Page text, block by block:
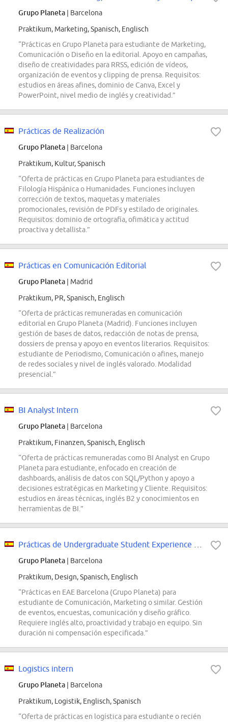
Grupo Planeta | Barcelona
Praktikum, Marketing, Spanisch, Englisch
“Prácticas en Grupo Planeta para estudiante de Marketing,
Comunicación o Diseño en la editorial. Apoyo en campañas,
diseño de creatividades para RRSS, edición de vídeos,
organización de eventos y clipping de prensa. Requisitos:
estudios en áreas afines, dominio de Canva, Excel y
PowerPoint, nivel medio de inglés y creatividad.”
Prácticas de Realización
Grupo Planeta | Barcelona
Praktikum, Kultur, Spanisch
“Oferta de prácticas en Grupo Planeta para estudiantes de
Filología Hispánica o Humanidades. Funciones incluyen
corrección de textos, maquetas y materiales
promocionales, revisión de PDFs y estilado de originales.
Requisitos: dominio de ortografía, ofimática y actitud
proactiva y detallista.”
Prácticas en Comunicación Editorial
Grupo Planeta | Madrid
Praktikum, PR, Spanisch, Englisch
“Oferta de prácticas remuneradas en comunicación
editorial en Grupo Planeta (Madrid). Funciones incluyen
gestión de bases de datos, redacción de notas de prensa,
dossiers de prensa y apoyo en eventos literarios. Requisitos:
estudiante de Periodismo, Comunicación o afines, manejo
de redes sociales y nivel de inglés valorado. Modalidad
presencial.”
BI Analyst Intern
Grupo Planeta | Barcelona
Praktikum, Finanzen, Spanisch, Englisch
“Oferta de prácticas remuneradas como BI Analyst en Grupo
Planeta para estudiante, enfocado en creación de
dashboards, análisis de datos con SQL/Python y apoyo a
decisiones estratégicas en Marketing y Cliente. Requisitos:
estudios en áreas técnicas, inglés B2 y conocimientos en
herramientas de BI.”
Grupo Planeta | Barcelona
Praktikum, Design, Spanisch, Englisch
“Prácticas en EAE Barcelona (Grupo Planeta) para
estudiante de Comunicación, Marketing o similar. Gestión
de eventos, encuestas, comunicación y diseño gráfico.
Requiere inglés alto, proactividad y trabajo en equipo. Sin
duración ni compensación especificada.”
Logistics intern
Grupo Planeta | Barcelona
Praktikum, Logistik, Englisch, Spanisch
“Oferta de prácticas en logística para estudiante o recién